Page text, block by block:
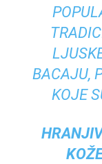
BACAJU,
KOJE